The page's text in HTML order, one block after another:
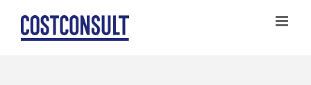
Zum
Inhalt